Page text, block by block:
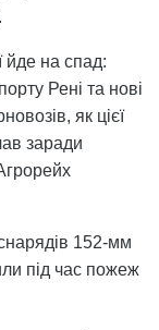
йде на спад:
Рені та нові
як цієї
заради
152-мм
під час пожеж